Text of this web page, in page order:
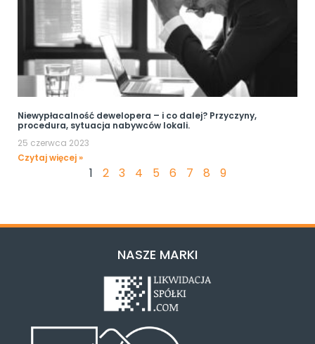
Niewypłacalność dewelopera – i co dalej? Przyczyny,
procedura, sytuacja nabywców lokali.
25 czerwca 2023
Czytaj więcej »
1 2 3 4 5 6 7 8 9
NASZE MARKI